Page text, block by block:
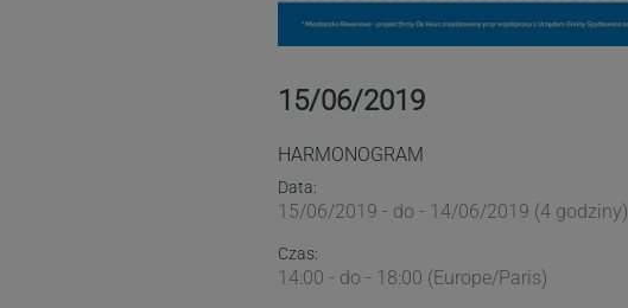
15/06/2019
HARMONOGRAM
Data:
15/06/2019 - do - 14/06/2019 (4 godziny)
Czas:
14:00 - do - 18:00 (Europe/Paris)